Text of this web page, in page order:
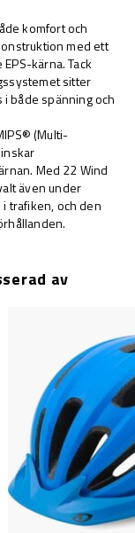
komfort och
med ett
kärna. Tack
sitter
både spänning och
(Multi-
Med 22 Wind
även under
trafiken, och den
av